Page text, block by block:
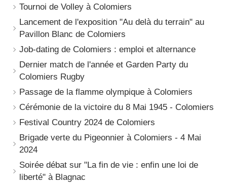
Tournoi de Volley à Colomiers
Lancement de l'exposition "Au delà du terrain" au
Pavillon Blanc de Colomiers
Job-dating de Colomiers : emploi et alternance
Dernier match de l'année et Garden Party du
Colomiers Rugby
Passage de la flamme olympique à Colomiers
Cérémonie de la victoire du 8 Mai 1945 - Colomiers
Festival Country 2024 de Colomiers
Brigade verte du Pigeonnier à Colomiers - 4 Mai
2024
Soirée débat sur "La fin de vie : enfin une loi de
liberté" à Blagnac